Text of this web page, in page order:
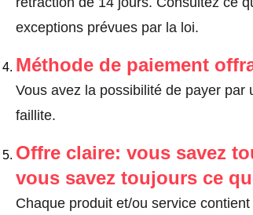
exceptions prévues par la loi.
Méthode de paiement
Vous avez la possibilité de payer
faillite.
Offre claire: vous savez
vous savez toujours ce
Chaque produit et/ou service